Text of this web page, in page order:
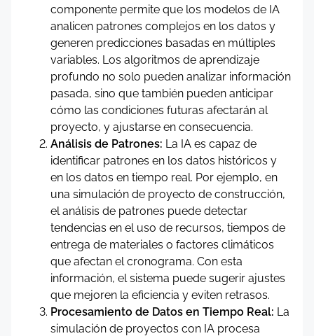
componente permite que los modelos de IA
analicen patrones complejos en los datos y
generen predicciones basadas en múltiples
variables. Los algoritmos de aprendizaje
profundo no solo pueden analizar información
pasada, sino que también pueden anticipar
cómo las condiciones futuras afectarán al
proyecto, y ajustarse en consecuencia.
Análisis de Patrones: La IA es capaz de
identificar patrones en los datos históricos y
en los datos en tiempo real. Por ejemplo, en
una simulación de proyecto de construcción,
el análisis de patrones puede detectar
tendencias en el uso de recursos, tiempos de
entrega de materiales o factores climáticos
que afectan el cronograma. Con esta
información, el sistema puede sugerir ajustes
que mejoren la eficiencia y eviten retrasos.
Procesamiento de Datos en Tiempo Real: La
simulación de proyectos con IA procesa